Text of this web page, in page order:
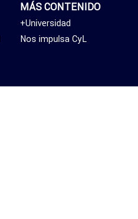
MÁS CONTENIDO
+Universidad
Nos impulsa CyL